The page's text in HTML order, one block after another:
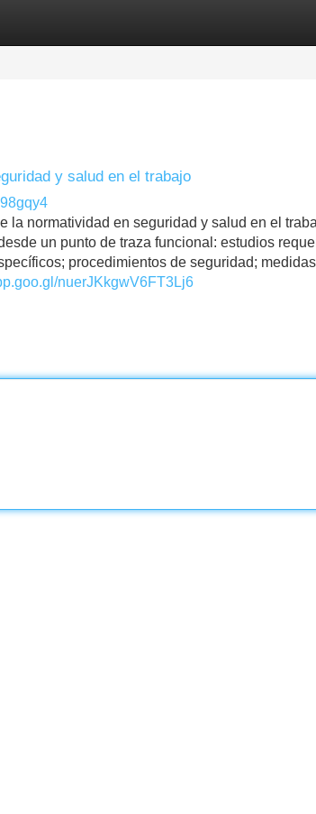
y salud en el trabajo
la normatividad en seguridad y salud en el
un punto de traza funcional: estudios
procedimientos de seguridad;
nuerJKkgwV6FT3Lj6